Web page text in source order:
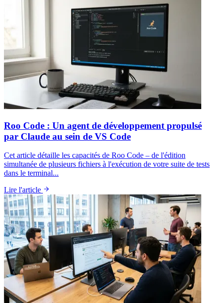
Roo Code : Un agent de développement propulsé
par Claude au sein de VS Code
Cet article détaille les capacités de Roo Code – de l'édition
simultanée de plusieurs fichiers à l'exécution de votre suite de tests
dans le terminal...
Lire l'article